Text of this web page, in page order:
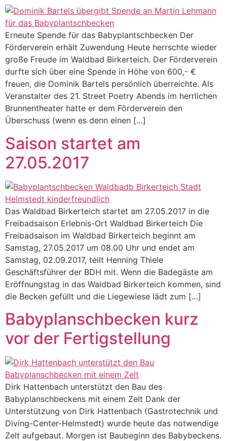
Erneute Spende für das Babyplantschbecken Der
Förderverein erhält Zuwendung Heute herrschte wieder
große Freude im Waldbad Birkerteich. Der Förderverein
durfte sich über eine Spende in Höhe von 600,- €
freuen, die Dominik Bartels persönlich überreichte. Als
Veranstalter des 21. Street Poetry Abends im herrlichen
Brunnentheater hatte er dem Förderverein den
Überschuss (wenn es denn einen […]
Saison startet am
27.05.2017
Das Waldbad Birkerteich startet am 27.05.2017 in die
Freibadsaison Erlebnis-Ort Waldbad Birkerteich Die
Freibadsaison im Waldbad Birkerteich beginnt am
Samstag, 27.05.2017 um 08.00 Uhr und endet am
Samstag, 02.09.2017, teilt Henning Thiele
Geschäftsführer der BDH mit. Wenn die Badegäste am
Eröffnungstag in das Waldbad Birkerteich kommen, sind
die Becken gefüllt und die Liegewiese lädt zum […]
Babyplanschbecken kurz
vor der Fertigstellung
Dirk Hattenbach unterstützt den Bau des
Babyplanschbeckens mit einem Zelt Dank der
Unterstützung von Dirk Hattenbach (Gastrotechnik und
Diving-Center-Helmstedt) wurde heute das notwendige
Zelt aufgebaut. Morgen ist Baubeginn des Babybeckens.